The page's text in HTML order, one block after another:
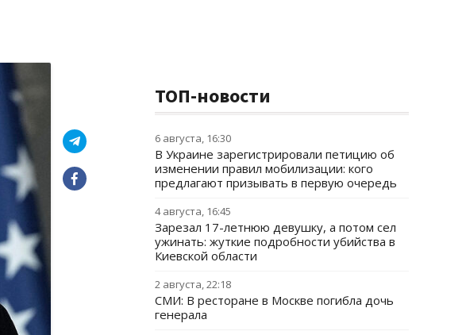
ТОП-новости
6 августа, 16:30
В Украине зарегистрировали петицию об
изменении правил мобилизации: кого
предлагают призывать в первую очередь
4 августа, 16:45
Зарезал 17-летнюю девушку, а потом сел
ужинать: жуткие подробности убийства в
Киевской области
2 августа, 22:18
СМИ: В ресторане в Москве погибла дочь
генерала